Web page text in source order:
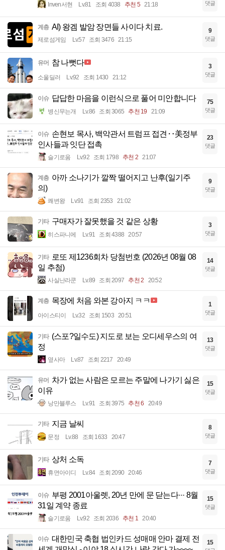
Inven서현 Lv.81 조회 4038 추천 5 21:18 댓글
계층 AI) 왕겜 발암 장면들 사이다 치료.
제로섬게임 Lv.57 조회 3476 21:15
9
댓글
유머 참 나뻣다
소울딜러 Lv.92 조회 1430 21:12
3
댓글
이슈 답답한 마음을 이런식으로 풀어 미안합니다
병신무는개 Lv.86 조회 3065 추천 19 21:09
75
댓글
이슈 손현보 목사, 백악관서 트럼프 접견‥美정부
인사들과 잇단 접촉
슬기로움 Lv.92 조회 1798 추천 2 21:07
23
댓글
계층 아까 소나기가 깔짝 떨어지고 난후(일기주
의)
쾌변왕 Lv.91 조회 2353 21:02
9
댓글
기타 구매자가 잘못했을 것 같은 상황
히스파니에 Lv.91 조회 4388 20:57
3
댓글
기타 로또 제1236회차 당첨번호 (2026년 08월 08
일 추첨)
사실난라쿤 Lv.89 조회 2097 추천 2 20:52
14
댓글
계층 목장에 처음 와본 강아지 ㅋㅋ
아이스티이 Lv.32 조회 1503 20:51
1
댓글
기타 (스포?일수도) 지도로 보는 오디세우스의 여
정
옆사마 Lv.87 조회 2217 20:49
13
댓글
유머 차가 없는 사람은 모르는 주말에 나가기 싫은
이유
낭만블루스 Lv.91 조회 3975 추천 6 20:49
15
댓글
기타 지금 날씨
문정 Lv.88 조회 1633 20:47
8
댓글
기타 상처 소독
휴면아이디 Lv.84 조회 2090 20:46
7
댓글
이슈 부평 2001아울렛, 20년 만에 문 닫는다··· 8월
31일 계약 종료
슬기로움 Lv.92 조회 2036 추천 1 20:40
15
댓글
이슈 대한민국 축협 법인카드 성매매 안마 결제 전
15